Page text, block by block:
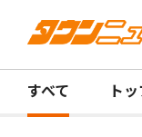
すべて ト